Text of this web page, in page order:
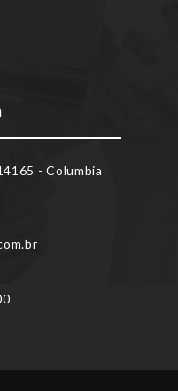
- Columbia